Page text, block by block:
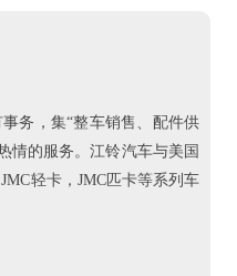
务，集“整车销售、配件供
情的服务。江铃汽车与美国
轻卡，JMC匹卡等系列车